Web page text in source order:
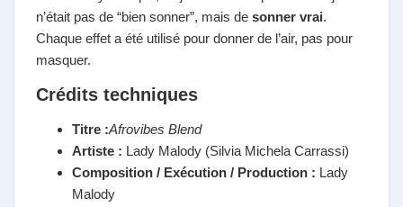
n’était pas de “bien sonner”, mais de sonner vrai.
Chaque effet a été utilisé pour donner de l’air, pas pour
masquer.
Crédits techniques
Titre :Afrovibes Blend
Artiste : Lady Malody (Silvia Michela Carrassi)
Composition / Exécution / Production : Lady
Malody